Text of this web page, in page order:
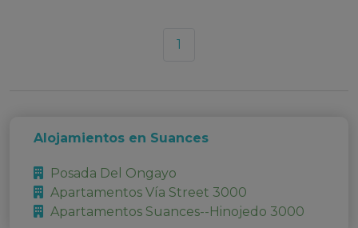
1
Alojamientos en Suances
Posada Del Ongayo
Apartamentos Vía Street 3000
Apartamentos Suances--Hinojedo 3000